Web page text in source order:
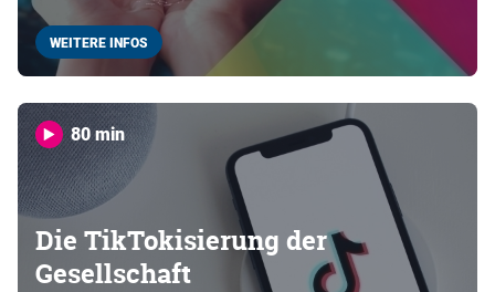
WEITERE INFOS
80 min
Die TikTokisierung der
Gesellschaft